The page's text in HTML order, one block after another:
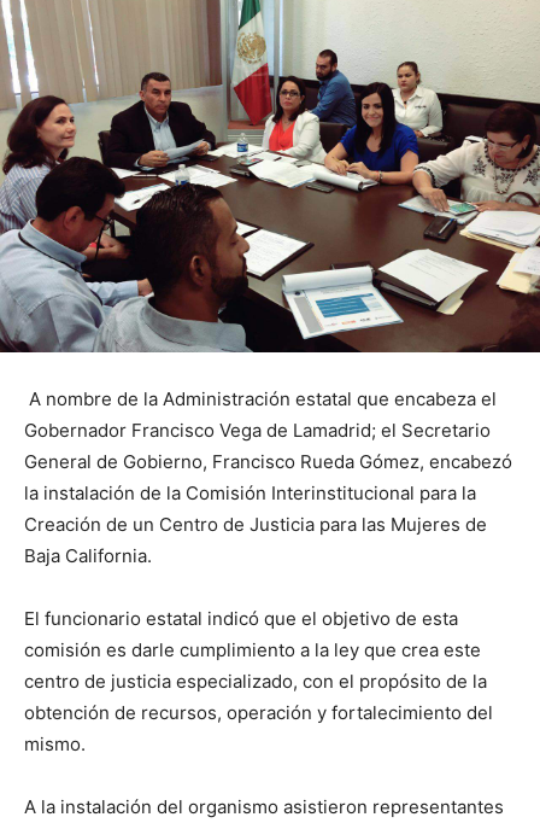
A nombre de la Administración estatal que encabeza el
Gobernador Francisco Vega de Lamadrid; el Secretario
General de Gobierno, Francisco Rueda Gómez, encabezó
la instalación de la Comisión Interinstitucional para la
Creación de un Centro de Justicia para las Mujeres de
Baja California.
El funcionario estatal indicó que el objetivo de esta
comisión es darle cumplimiento a la ley que crea este
centro de justicia especializado, con el propósito de la
obtención de recursos, operación y fortalecimiento del
mismo.
A la instalación del organismo asistieron representantes